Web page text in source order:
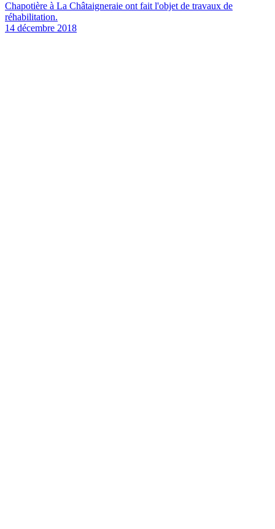
Chapotière à La Châtaigneraie ont fait l'objet de travaux de
réhabilitation.
14 décembre 2018